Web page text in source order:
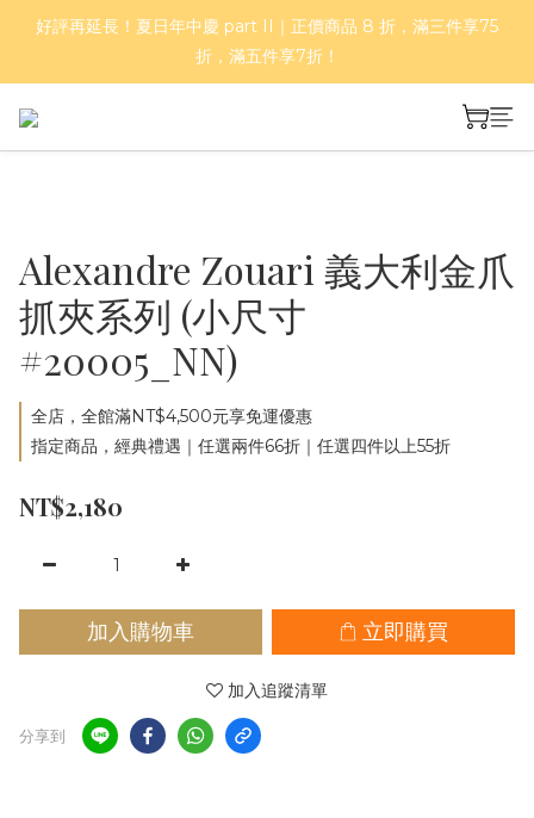
好評再延長！夏日年中慶 part II｜正價商品 8 折，滿三件享75
折，滿五件享7折！
好評再延長！夏日年中慶 part II｜正價商品 8 折，滿三件享75
折，滿五件享7折！
折扣商品優惠中，任選 2 件再享 95 折、3 件以上再享 9 折，限時
好評再延長！夏日年中慶 part II｜正價商品 8 折，滿三件享75
折，滿五件享7折！
Alexandre Zouari 義大利金爪
抓夾系列 (小尺寸
#20005_NN)
全店，全館滿NT$4,500元享免運優惠
指定商品，經典禮遇｜任選兩件66折｜任選四件以上55折
NT$2,180
加入購物車 立即購買
加入追蹤清單
分享到